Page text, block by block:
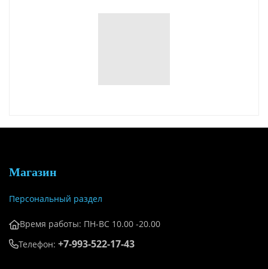
Магазин
Персональный раздел
Время работы: ПН-ВС 10.00 -20.00
Телефон: +7-993-522-17-43